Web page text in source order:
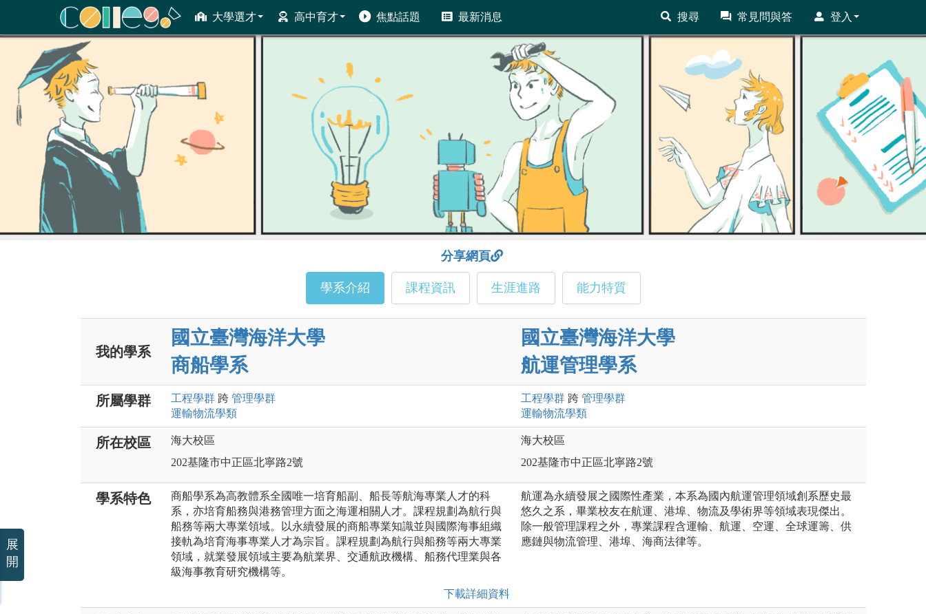
大學選才 高中育才 焦點話題 最新消息 搜尋 常見問與答 登入
ColleGo! 大學選才與高中育才輔助系統
分享網頁
學系介紹 課程資訊 生涯進路 能力特質
我的學系
國立臺灣海洋大學
商船學系
國立臺灣海洋大學
航運管理學系
所屬學群 工程學群 跨 管理學群
運輸物流學類
工程學群 跨 管理學群
運輸物流學類
所在校區
海大校區
202基隆市中正區北寧路2號
海大校區
202基隆市中正區北寧路2號
學系特色
商船學系為高教體系全國唯一培育船副、船長等航海專業人才的科
系，亦培育船務與港務管理方面之海運相關人才。課程規劃為航行與
船務等兩大專業領域。以永續發展的商船專業知識並與國際海事組織
接軌為培育海事專業人才為宗旨。課程規劃為航行與船務等兩大專業
領域，就業發展領域主要為航業界、交通航政機構、船務代理業與各
級海事教育研究機構等。
下載詳細資料
航運為永續發展之國際性產業，本系為國內航運管理領域創系歷史最
悠久之系，畢業校友在航運、港埠、物流及學術界等領域表現傑出。
除一般管理課程之外，專業課程含運輸、航運、空運、全球運籌、供
應鏈與物流管理、港埠、海商法律等。
展
開